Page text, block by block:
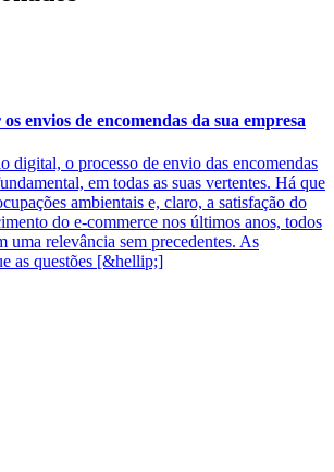
envios de encomendas da sua empresa
digital, o processo de envio das encomendas
em todas as suas vertentes. Há que
ambientais e, claro, a satisfação do
do e-commerce nos últimos anos, todos
uma relevância sem precedentes. As
as questões [&hellip;]